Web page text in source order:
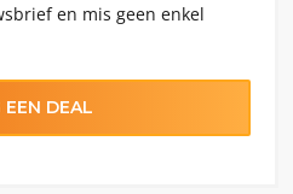
en mis geen enkel
EEN DEAL